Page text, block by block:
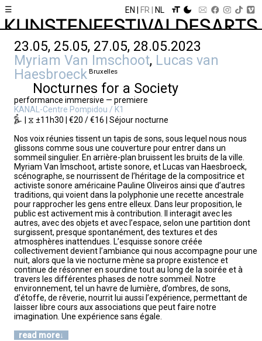
☰ EN FR NL
23.05, 25.05, 27.05, 28.05.2023
Myriam Van Imschoot, Lucas van
Haesbroeck Bruxelles
Nocturnes for a Society
performance immersive — premiere
KANAL-Centre Pompidou / K1
| ⧖ ±11h30 | €20 / €16 | Séjour nocturne
Nos voix réunies tissent un tapis de sons, sous lequel nous nous
glissons comme sous une couverture pour entrer dans un
sommeil singulier. En arrière-plan bruissent les bruits de la ville.
Myriam Van Imschoot, artiste sonore, et Lucas van Haesbroeck,
scénographe, se nourrissent de l’héritage de la compositrice et
activiste sonore américaine Pauline Oliveiros ainsi que d’autres
traditions, qui voient dans la polyphonie une recette ancestrale
pour rapprocher les gens entre elleux. Dans leur proposition, le
public est activement mis à contribution. Il interagit avec les
autres, avec des objets et avec l’espace, selon une partition dont
surgissent, presque spontanément, des textures et des
atmosphères inattendues. L’esquisse sonore créée
collectivement devient l’ambiance qui nous accompagne pour une
nuit, alors que la vie nocturne mène sa propre existence et
continue de résonner en sourdine tout au long de la soirée et à
travers les différentes phases de notre sommeil. Notre
environnement, tel un havre de lumière, d’ombres, de sons,
d’étoffe, de rêverie, nourrit lui aussi l’expérience, permettant de
laisser libre cours aux associations que peut faire notre
imagination. Une expérience sans égale.
read more